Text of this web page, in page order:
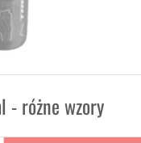
- różne wzory